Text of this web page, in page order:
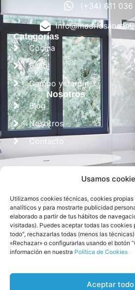
Usamos
Utilizamos cookies técnicas, cookies
analíticos y para mostrarte publicidad
elaborado a partir de tus hábitos de
visitadas). Puedes aceptar todas las cookies
todo”, rechazarlas todas (menos las
«Rechazar» o configurarlas usando el botón
información en nuestra Política de Cookies
Aceptar todo
(+34) 611 036
Categorías
Cocina
Baño
Campo y Jardín
Nosotros
Blog
Nosotros
Contacto
Diseñado porCROS